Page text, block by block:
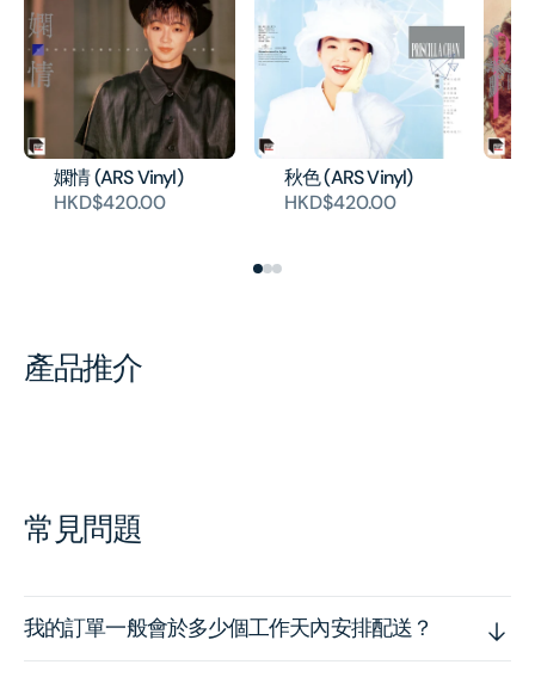
嫻情 (ARS Vinyl)
HKD$420.00
秋色 (ARS Vinyl)
HKD$420.00
產品推介
常見問題
我的訂單一般會於多少個工作天內安排配送？